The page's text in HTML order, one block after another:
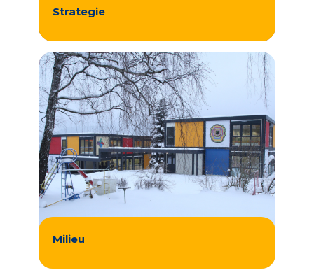
Strategie
Milieu